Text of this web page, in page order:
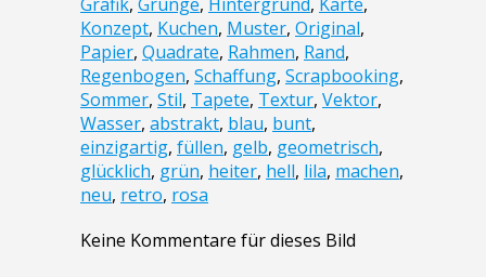
Konzept, Kuchen, Muster, Original,
Papier, Quadrate, Rahmen, Rand,
Regenbogen, Schaffung, Scrapbooking,
Sommer, Stil, Tapete, Textur, Vektor,
Wasser, abstrakt, blau, bunt,
einzigartig, füllen, gelb, geometrisch,
glücklich, grün, heiter, hell, lila, machen,
neu, retro, rosa
Keine Kommentare für dieses Bild